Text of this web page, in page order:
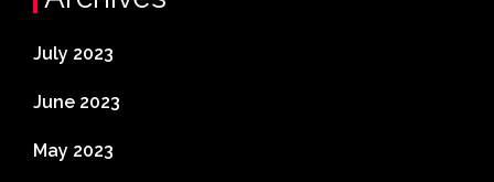
July 2023
June 2023
May 2023